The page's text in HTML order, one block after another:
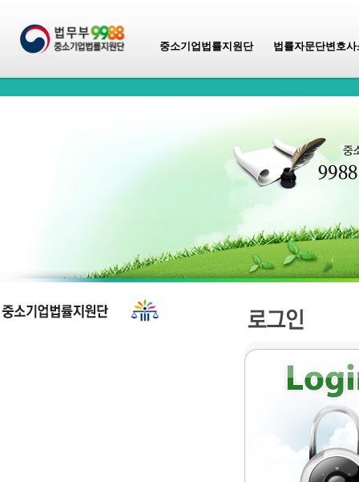
중소기업법률지원단 법률자문단변호사